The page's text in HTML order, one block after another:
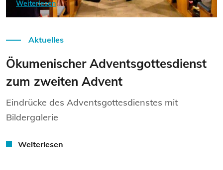
Weiterlesen
Aktuelles
Ökumenischer Adventsgottesdienst
zum zweiten Advent
Eindrücke des Adventsgottesdienstes mit
Bildergalerie
Weiterlesen